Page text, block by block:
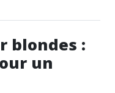
blondes :
un